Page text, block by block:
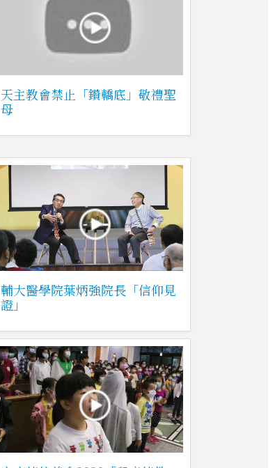
天主教會禁止「鑽轎底」敬禮聖
母
輔大醫學院葉炳強院長「信仰見
證」